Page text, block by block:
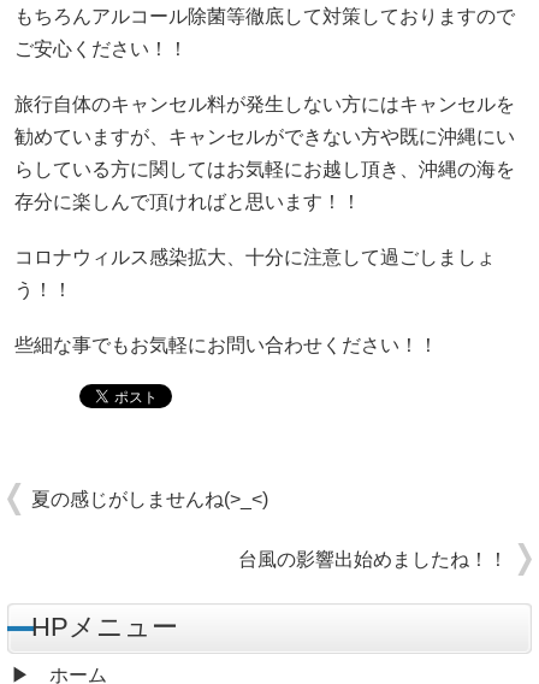
もちろんアルコール除菌等徹底して対策しておりますので
ご安心ください！！
旅行自体のキャンセル料が発生しない方にはキャンセルを
勧めていますが、キャンセルができない方や既に沖縄にい
らしている方に関してはお気軽にお越し頂き、沖縄の海を
存分に楽しんで頂ければと思います！！
コロナウィルス感染拡大、十分に注意して過ごしましょ
う！！
些細な事でもお気軽にお問い合わせください！！
夏の感じがしませんね(>_<)
台風の影響出始めましたね！！
HPメニュー
ホーム